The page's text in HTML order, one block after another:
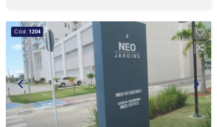
Cód. 1204